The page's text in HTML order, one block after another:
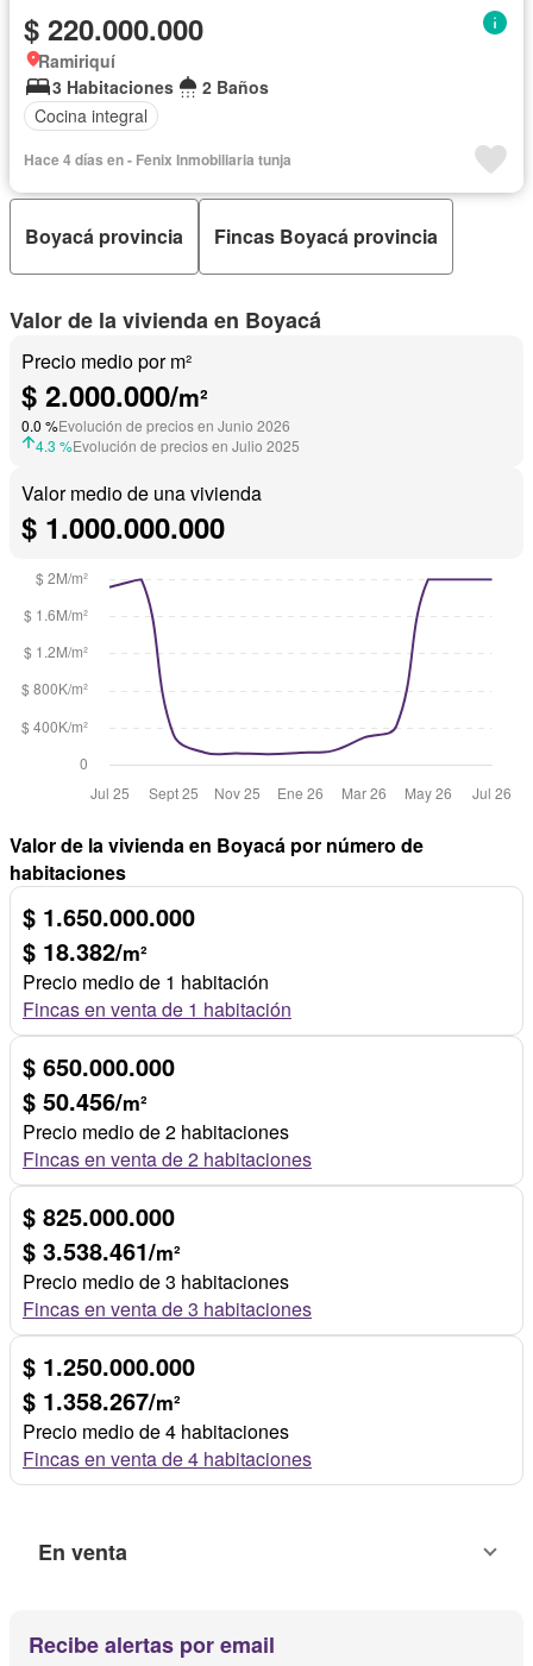
$ 220.000.000
Ramiriquí
3 Habitaciones
2 Baños
Cocina integral
Hace 4 días en - Fenix Inmobiliaria tunja
Boyacá provincia Fincas Boyacá provincia
Valor de la vivienda en Boyacá
Precio medio por m²
$ 2.000.000/m²
0.0 %Evolución de precios en Junio 2026
4.3 %Evolución de precios en Julio 2025
Valor medio de una vivienda
$ 1.000.000.000
Valor de la vivienda en Boyacá por número de
habitaciones
$ 1.650.000.000
$ 18.382/m²
Precio medio de 1 habitación
Fincas en venta de 1 habitación
$ 650.000.000
$ 50.456/m²
Precio medio de 2 habitaciones
Fincas en venta de 2 habitaciones
$ 825.000.000
$ 3.538.461/m²
Precio medio de 3 habitaciones
Fincas en venta de 3 habitaciones
$ 1.250.000.000
$ 1.358.267/m²
Precio medio de 4 habitaciones
Fincas en venta de 4 habitaciones
En venta
Recibe alertas por email